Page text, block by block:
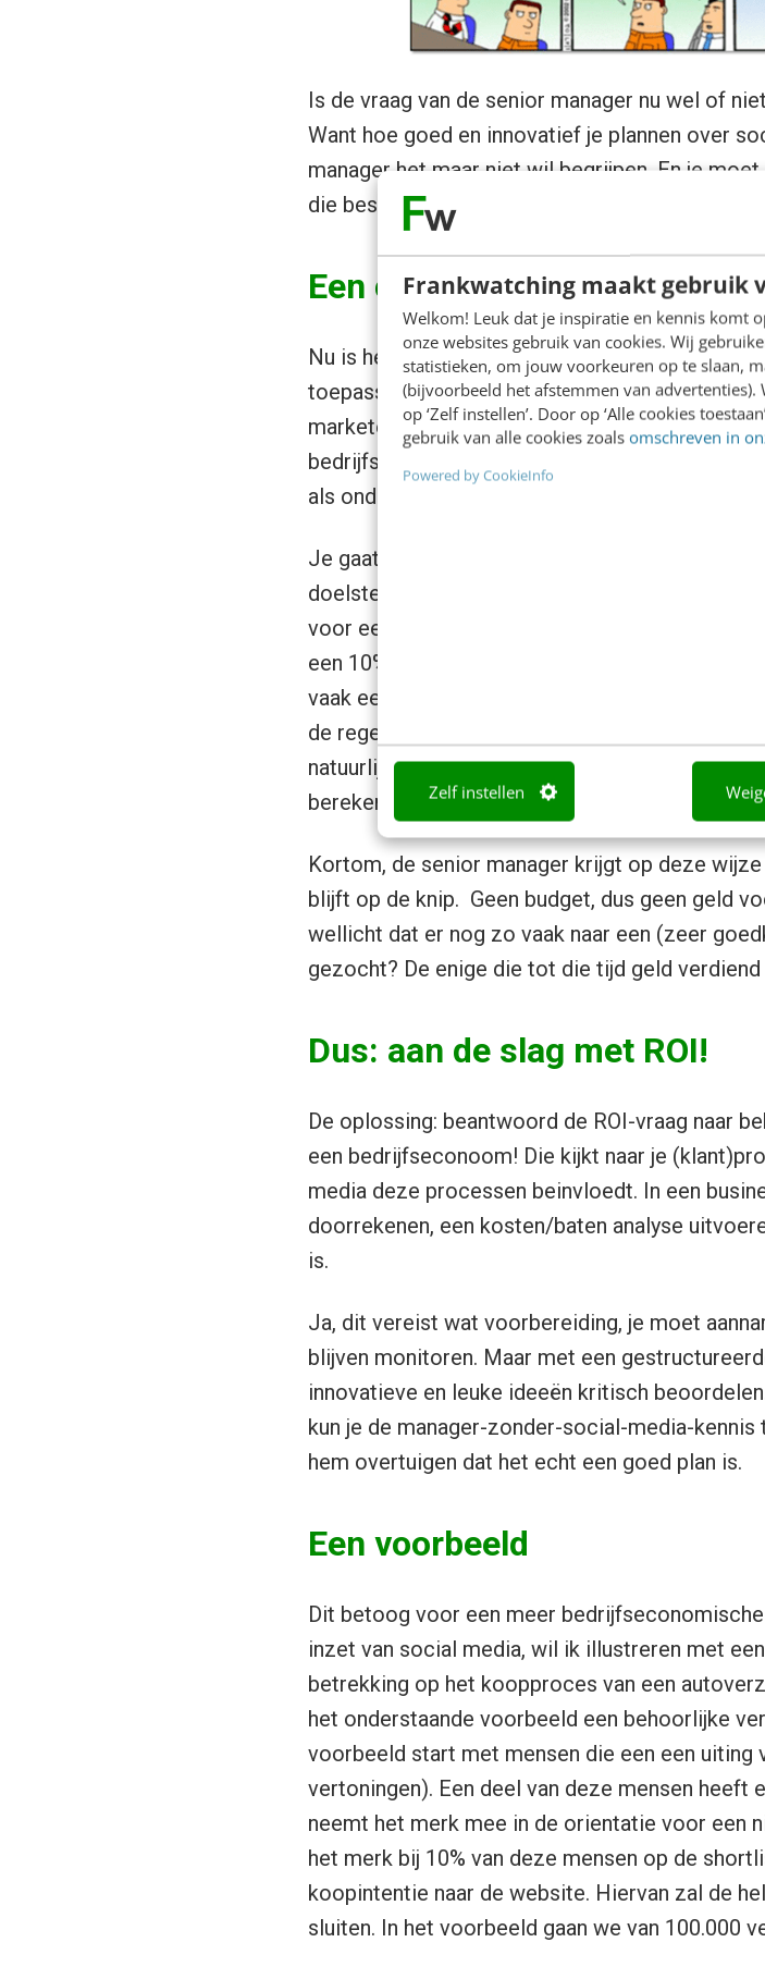
Frankwatching maakt gebruik
Welkom! Leuk dat je inspiratie en kennis komt
onze websites gebruik van cookies. Wij
statistieken, om jouw voorkeuren op te slaan,
(bijvoorbeeld het afstemmen van
op ‘Zelf instellen’. Door op ‘Alle cookies
gebruik van alle cookies zoals omschreven in
Powered by CookieInfo
Zelf instellen
Is de vraag van de senior manager nu wel of
Want hoe goed en innovatief je plannen over
manager het maar niet wil begrijpen. En je
die beslist. En in feite vraagt hij iets heel
Een creatief en onderbouwd
Nu is het schrijven van een creatief plan
toepassing van social media voor de meeste
marketeers wel een haalbare kaart. Het begint
bedrijfsstrategie naar een plan voor de inzet
als onderdeel van de communicatiestrategie.
Je gaat een stap verder als je de
doelstellingen voor de inzet van social media
voor een hogere klanttevredenheid’ of beter
een 10% stijging in de NPS’). Maar dan? Nog
vaak een lastig punt. Als marketing zich laat
de regel door hun (externe) media/online/
natuurlijk bergen ervaring in het maken van
berekeningen, want dat doen ze al jaren. Of toch
Kortom, de senior manager krijgt op deze
blijft op de knip. Geen budget, dus geen geld
wellicht dat er nog zo vaak naar een (zeer
gezocht? De enige die tot die tijd geld
Dus: aan de slag met ROI!
De oplossing: beantwoord de ROI-vraag naar
een bedrijfseconoom! Die kijkt naar je
media deze processen beinvloedt. In een
doorrekenen, een kosten/baten analyse
is.
Ja, dit vereist wat voorbereiding, je moet
blijven monitoren. Maar met een
innovatieve en leuke ideeën kritisch
kun je de manager-zonder-social-media-
hem overtuigen dat het echt een goed plan is.
Een voorbeeld
Dit betoog voor een meer
inzet van social media, wil ik illustreren met
betrekking op het koopproces van een
het onderstaande voorbeeld een behoorlijke
voorbeeld start met mensen die een een uiting
vertoningen). Een deel van deze mensen
neemt het merk mee in de orientatie voor een
het merk bij 10% van deze mensen op de
koopintentie naar de website. Hiervan zal de
sluiten. In het voorbeeld gaan we van 100.000